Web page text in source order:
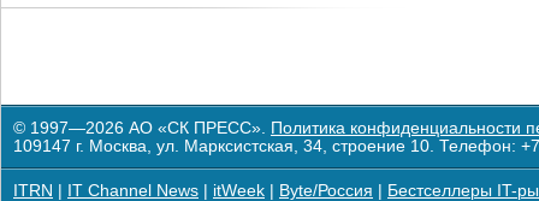
© 1997—2026 АО «СК ПРЕСС». Политика конфиденциальности
109147 г. Москва, ул. Марксистская, 34, строение 10. Телефон:
ITRN IT Channel News itWeek Byte/Россия Бестселлеры IT-